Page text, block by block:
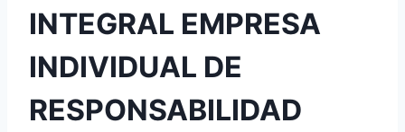
INTEGRAL EMPRESA
INDIVIDUAL DE
RESPONSABILIDAD